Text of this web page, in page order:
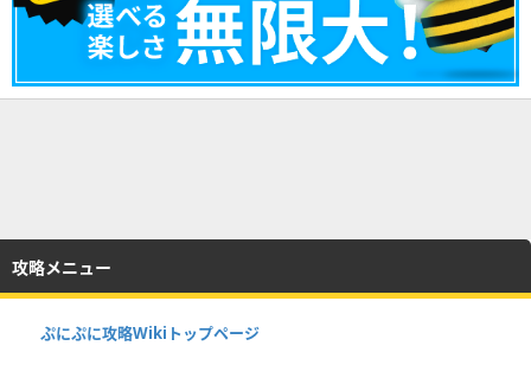
攻略メニュー
ぷにぷに攻略Wikiトップページ